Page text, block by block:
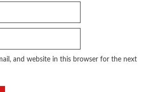
and website in this browser for the next